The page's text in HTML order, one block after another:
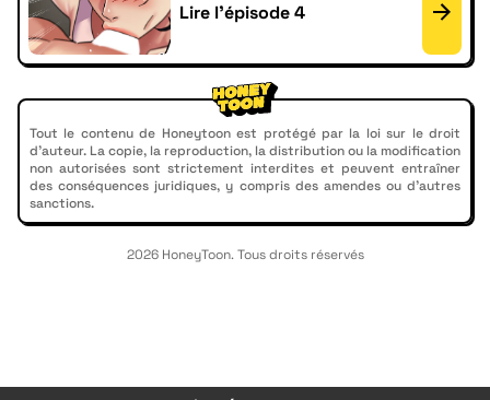
Lire l'épisode 4
Tout le contenu de Honeytoon est protégé par la loi sur le droit
d'auteur. La copie, la reproduction, la distribution ou la modification
non autorisées sont strictement interdites et peuvent entraîner
des conséquences juridiques, y compris des amendes ou d'autres
sanctions.
2026 HoneyToon. Tous droits réservés